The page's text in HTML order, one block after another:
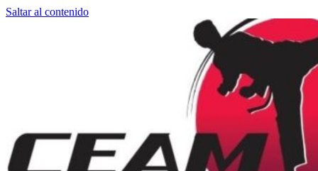
Saltar al contenido